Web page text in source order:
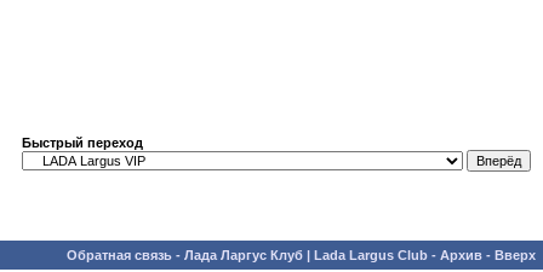
Быстрый переход
Обратная связь - Лада Ларгус Клуб | Lada Largus Club - Архив - Вверх